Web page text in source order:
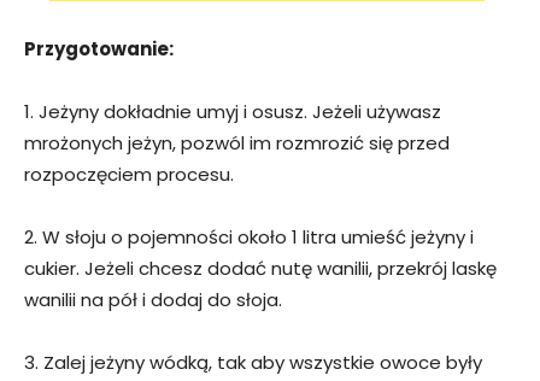
Przygotowanie:
1. Jeżyny dokładnie umyj i osusz. Jeżeli używasz
mrożonych jeżyn, pozwól im rozmrozić się przed
rozpoczęciem procesu.
2. W słoju o pojemności około 1 litra umieść jeżyny i
cukier. Jeżeli chcesz dodać nutę wanilii, przekrój laskę
wanilii na pół i dodaj do słoja.
3. Zalej jeżyny wódką, tak aby wszystkie owoce były